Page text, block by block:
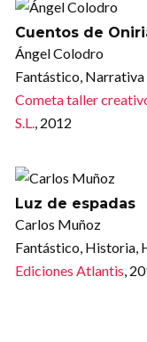
Cuentos de
Ángel Colodro
Fantástico,
Cometa taller
S.L., 2012
Luz de espadas
Carlos Muñoz
Fantástico, Historia,
Ediciones Atlantis,